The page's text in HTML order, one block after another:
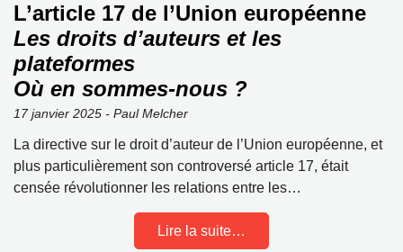
L’article 17 de l’Union européenne
Les droits d’auteurs et les
plateformes
Où en sommes-nous ?
17 janvier 2025 - Paul Melcher
La directive sur le droit d’auteur de l’Union européenne, et
plus particulièrement son controversé article 17, était
censée révolutionner les relations entre les…
Lire la suite…